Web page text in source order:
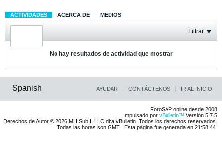
ACTIVIDADES ACERCA DE MEDIOS
Filtrar
No hay resultados de actividad que mostrar
Spanish AYUDAR CONTÁCTENOS IR AL INICIO
ForoSAP online desde 2008
Impulsado por vBulletin™ Versión 5.7.5
Derechos de Autor © 2026 MH Sub I, LLC dba vBulletin. Todos los derechos reservados.
Todas las horas son GMT . Esta página fue generada en 21:58:44.